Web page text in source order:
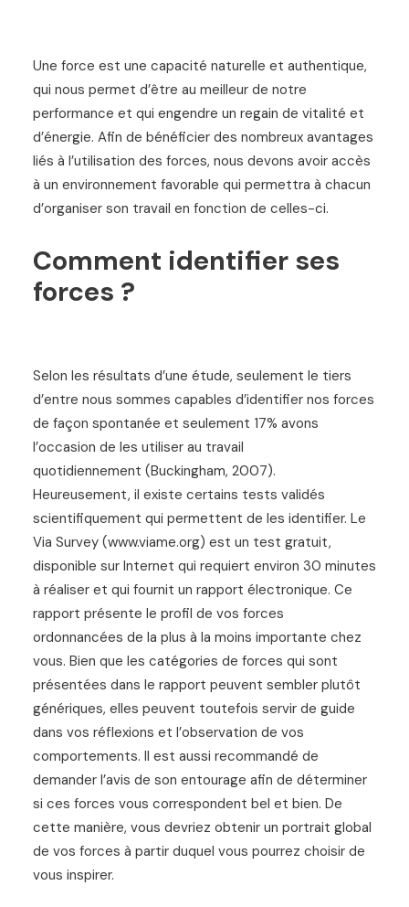
Une force est une capacité naturelle et authentique,
qui nous permet d’être au meilleur de notre
performance et qui engendre un regain de vitalité et
d’énergie. Afin de bénéficier des nombreux avantages
liés à l’utilisation des forces, nous devons avoir accès
à un environnement favorable qui permettra à chacun
d’organiser son travail en fonction de celles-ci.
Comment identifier ses
forces ?
Selon les résultats d’une étude, seulement le tiers
d’entre nous sommes capables d’identifier nos forces
de façon spontanée et seulement 17% avons
l’occasion de les utiliser au travail
quotidiennement (Buckingham, 2007).
Heureusement, il existe certains tests validés
scientifiquement qui permettent de les identifier. Le
Via Survey (www.viame.org) est un test gratuit,
disponible sur Internet qui requiert environ 30 minutes
à réaliser et qui fournit un rapport électronique. Ce
rapport présente le profil de vos forces
ordonnancées de la plus à la moins importante chez
vous. Bien que les catégories de forces qui sont
présentées dans le rapport peuvent sembler plutôt
génériques, elles peuvent toutefois servir de guide
dans vos réflexions et l’observation de vos
comportements. Il est aussi recommandé de
demander l’avis de son entourage afin de déterminer
si ces forces vous correspondent bel et bien. De
cette manière, vous devriez obtenir un portrait global
de vos forces à partir duquel vous pourrez choisir de
vous inspirer.